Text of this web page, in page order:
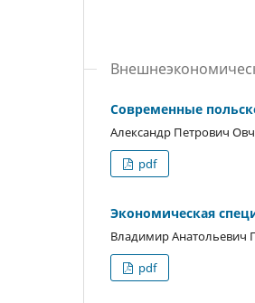
Современные
Александр Петрович
pdf
Экономическая
Владимир Анатольевич
pdf